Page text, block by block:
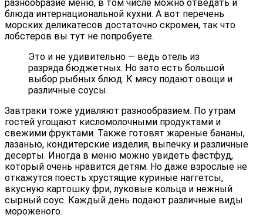
разнообразие меню, в том числе можно отведать и
блюда интернациональной кухни. А вот перечень
морских деликатесов достаточно скромен, так что
лобстеров вы тут не попробуете.
Это и не удивительно — ведь отель из
разряда бюджетных. Но зато есть большой
выбор рыбных блюд. К мясу подают овощи и
различные соусы.
Завтраки тоже удивляют разнообразием. По утрам
гостей угощают кисломолочными продуктами и
свежими фруктами. Также готовят жареные бананы,
лазанью, кондитерские изделия, выпечку и различные
десерты. Иногда в меню можно увидеть фастфуд,
который очень нравится детям. Но даже взрослые не
откажутся поесть хрустящие куриные наггетсы,
вкусную картошку фри, луковые кольца и нежный
сырный соус. Каждый день подают различные виды
мороженого.